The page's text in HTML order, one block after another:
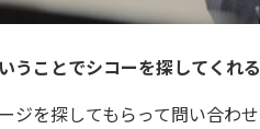
うことでシコーを探してくれ
ジを探してもらって問い合わ